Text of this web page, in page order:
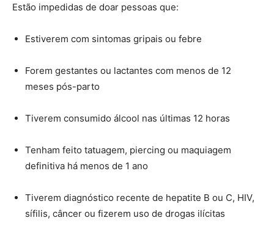
Estão impedidas de doar pessoas que:
Estiverem com sintomas gripais ou febre
Forem gestantes ou lactantes com menos de 12
meses pós-parto
Tiverem consumido álcool nas últimas 12 horas
Tenham feito tatuagem, piercing ou maquiagem
definitiva há menos de 1 ano
Tiverem diagnóstico recente de hepatite B ou C, HIV,
sífilis, câncer ou fizerem uso de drogas ilícitas